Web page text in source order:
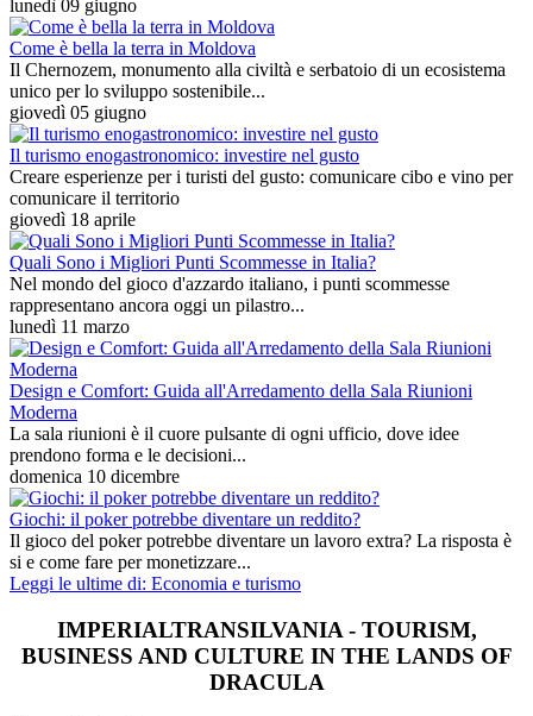
lunedì 09 giugno
Come è bella la terra in Moldova
Il Chernozem, monumento alla civiltà e serbatoio di un ecosistema
unico per lo sviluppo sostenibile...
giovedì 05 giugno
Il turismo enogastronomico: investire nel gusto
Creare esperienze per i turisti del gusto: comunicare cibo e vino per
comunicare il territorio
giovedì 18 aprile
Quali Sono i Migliori Punti Scommesse in Italia?
Nel mondo del gioco d'azzardo italiano, i punti scommesse
rappresentano ancora oggi un pilastro...
lunedì 11 marzo
Design e Comfort: Guida all'Arredamento della Sala Riunioni
Moderna
La sala riunioni è il cuore pulsante di ogni ufficio, dove idee
prendono forma e le decisioni...
domenica 10 dicembre
Giochi: il poker potrebbe diventare un reddito?
Il gioco del poker potrebbe diventare un lavoro extra? La risposta è
si e come fare per monetizzare...
Leggi le ultime di: Economia e turismo
IMPERIALTRANSILVANIA - TOURISM,
BUSINESS AND CULTURE IN THE LANDS OF
DRACULA